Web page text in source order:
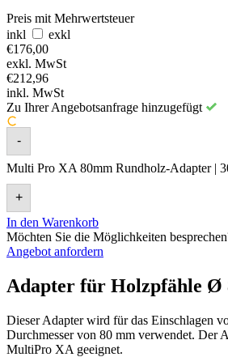
Preis mit Mehrwertsteuer
inkl
exkl
€176,00
exkl. MwSt
€212,96
inkl. MwSt
Zu Ihrer Angebotsanfrage hinzugefügt
-
Multi Pro XA 80mm Rundholz-Adapter |
+
In den Warenkorb
Möchten Sie die Möglichkeiten
Angebot anfordern
Adapter für Holzpfähle Ø
Dieser Adapter wird für das Einschlagen
Durchmesser von 80 mm verwendet. Der
MultiPro XA geeignet.